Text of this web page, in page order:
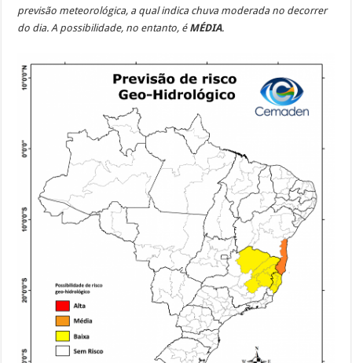
previsão meteorológica, a qual indica chuva moderada no decorrer
do dia. A possibilidade, no entanto, é MÉDIA.